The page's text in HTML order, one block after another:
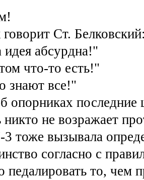
Ст.
идея абсурдна!"
что-то есть!"
знают все!"
опорниках
никто не возражает
3 тоже вызывала
согласно с
педалировать то, чем